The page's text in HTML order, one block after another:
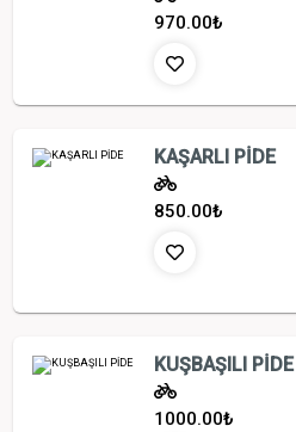
970.00₺
KAŞARLI PİDE
850.00₺
KUŞBAŞILI PİDE
1000.00₺